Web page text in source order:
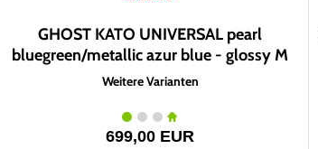
GHOST KATO UNIVERSAL pearl
bluegreen/metallic azur blue - glossy M
Weitere Varianten
699,00 EUR